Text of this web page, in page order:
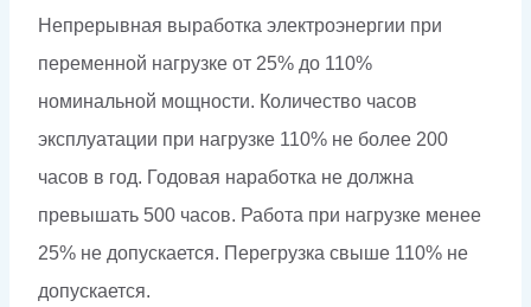
Непрерывная выработка электроэнергии при
переменной нагрузке от 25% до 110%
номинальной мощности. Количество часов
эксплуатации при нагрузке 110% не более 200
часов в год. Годовая наработка не должна
превышать 500 часов. Работа при нагрузке менее
25% не допускается. Перегрузка свыше 110% не
допускается.